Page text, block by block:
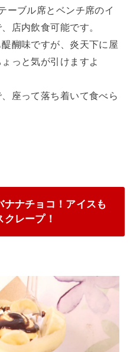
ーブル席とベンチ席のイ
店内飲食可能です。
醐味ですが、炎天下に屋
っと気が引けますよ
座って落ち着いて食べら
ナチョコ！アイスも
レープ！